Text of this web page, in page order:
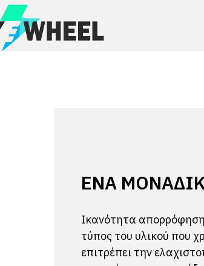
ΈΝΑ
Ικανότητα
τύπος του υλικού που
επιτρέπει την